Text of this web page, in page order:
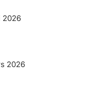
2026
2026